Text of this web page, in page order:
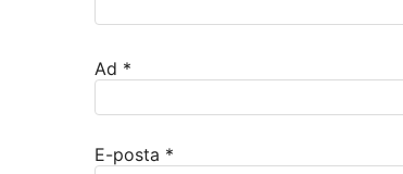
Ad *
E-posta *